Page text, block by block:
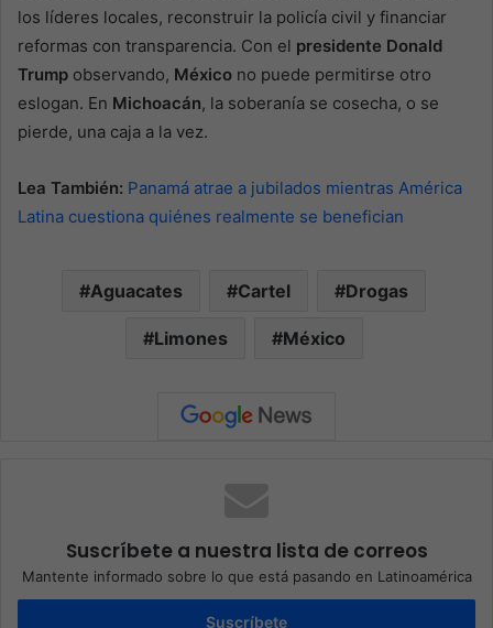
los líderes locales, reconstruir la policía civil y financiar
reformas con transparencia. Con el presidente Donald
Trump observando, México no puede permitirse otro
eslogan. En Michoacán, la soberanía se cosecha, o se
pierde, una caja a la vez.
Lea También: Panamá atrae a jubilados mientras América
Latina cuestiona quiénes realmente se benefician
Aguacates Cartel Drogas
Limones México
Suscríbete a nuestra lista de correos
Mantente informado sobre lo que está pasando en Latinoamérica
Suscríbete